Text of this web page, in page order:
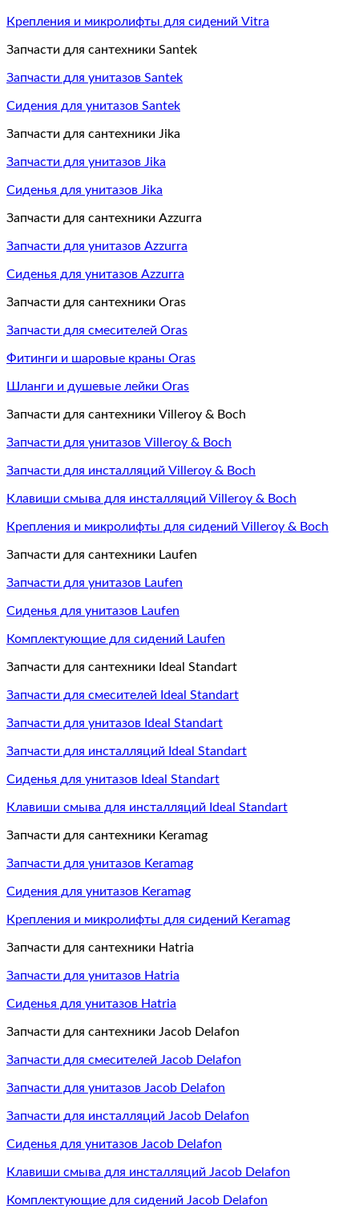
Крепления и микролифты для сидений Vitra
Запчасти для сантехники Santek
Запчасти для унитазов Santek
Сидения для унитазов Santek
Запчасти для сантехники Jika
Запчасти для унитазов Jika
Сиденья для унитазов Jika
Запчасти для сантехники Azzurra
Запчасти для унитазов Azzurra
Сиденья для унитазов Azzurra
Запчасти для сантехники Oras
Запчасти для смесителей Oras
Фитинги и шаровые краны Oras
Шланги и душевые лейки Oras
Запчасти для сантехники Villeroy & Boch
Запчасти для унитазов Villeroy & Boch
Запчасти для инсталляций Villeroy & Boch
Клавиши смыва для инсталляций Villeroy & Boch
Крепления и микролифты для сидений Villeroy & Boch
Запчасти для сантехники Laufen
Запчасти для унитазов Laufen
Сиденья для унитазов Laufen
Комплектующие для сидений Laufen
Запчасти для сантехники Ideal Standart
Запчасти для смесителей Ideal Standart
Запчасти для унитазов Ideal Standart
Запчасти для инсталляций Ideal Standart
Сиденья для унитазов Ideal Standart
Клавиши смыва для инсталляций Ideal Standart
Запчасти для сантехники Keramag
Запчасти для унитазов Keramag
Сидения для унитазов Keramag
Крепления и микролифты для сидений Keramag
Запчасти для сантехники Hatria
Запчасти для унитазов Hatria
Сиденья для унитазов Hatria
Запчасти для сантехники Jacob Delafon
Запчасти для смесителей Jacob Delafon
Запчасти для унитазов Jacob Delafon
Запчасти для инсталляций Jacob Delafon
Сиденья для унитазов Jacob Delafon
Клавиши смыва для инсталляций Jacob Delafon
Комплектующие для сидений Jacob Delafon